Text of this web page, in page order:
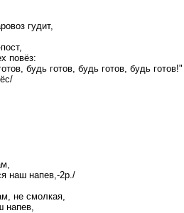
гудит,
повёз:
будь готов, будь готов, будь готов!"
наш напев,-2р./
не смолкая,
напев,